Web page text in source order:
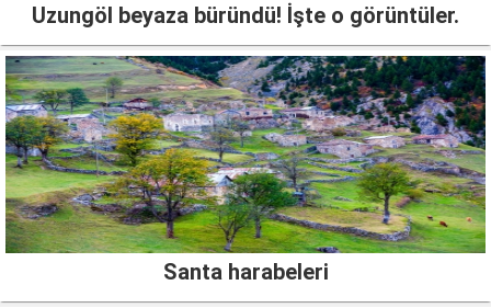
Uzungöl beyaza büründü! İşte o görüntüler.
Santa harabeleri